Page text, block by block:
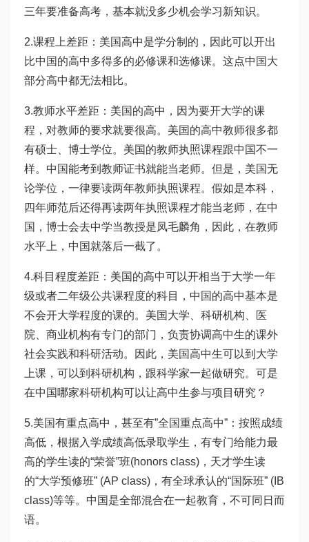
三年要准备高考，基本就没多少机会学习新知识。
2.课程上差距：美国高中是学分制的，因此可以开出
比中国的高中多得多的必修课和选修课。这点中国大
部分高中都无法相比。
3.教师水平差距：美国的高中，因为要开大学的课
程，对教师的要求就要很高。美国的高中教师很多都
有硕士、博士学位。美国的教师执照课程跟中国不一
样。中国能考到教师证书就能当老师。但是，美国无
论学位，一律要读两年教师执照课程。假如是本科，
四年师范后还得再读两年执照课程才能当老师，在中
国，博士会去中学当教授是凤毛麟角，因此，在教师
水平上，中国就落后一截了。
4.科目程度差距：美国的高中可以开相当于大学一年
级或者二年级公共课程度的科目，中国的高中基本是
不会开大学程度的课的。美国大学、科研机构、医
院、商业机构有专门的部门，负责协调高中生的课外
社会实践和科研活动。因此，美国高中生可以到大学
上课，可以到科研机构，跟科学家一起做研究。可是
在中国哪家科研机构可以让高中生参与项目研究？
5.美国有重点高中，甚至有”全国重点高中”：按照成绩
高低，根据入学成绩高低录取学生，有专门给能力最
高的学生读的“荣誉”班(honors class)，天才学生读
的“大学预修班” (AP class)，有全球承认的“国际班” (IB
class)等等。中国是全部混合在一起教育，不可同日而
语。